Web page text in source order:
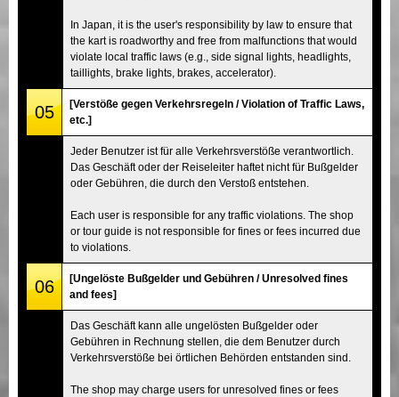
In Japan, it is the user's responsibility by law to ensure that
the kart is roadworthy and free from malfunctions that would
violate local traffic laws (e.g., side signal lights, headlights,
taillights, brake lights, brakes, accelerator).
05
[Verstöße gegen Verkehrsregeln / Violation of Traffic Laws,
etc.]
Jeder Benutzer ist für alle Verkehrsverstöße verantwortlich.
Das Geschäft oder der Reiseleiter haftet nicht für Bußgelder
oder Gebühren, die durch den Verstoß entstehen.
Each user is responsible for any traffic violations. The shop
or tour guide is not responsible for fines or fees incurred due
to violations.
06
[Ungelöste Bußgelder und Gebühren / Unresolved fines
and fees]
Das Geschäft kann alle ungelösten Bußgelder oder
Gebühren in Rechnung stellen, die dem Benutzer durch
Verkehrsverstöße bei örtlichen Behörden entstanden sind.
The shop may charge users for unresolved fines or fees